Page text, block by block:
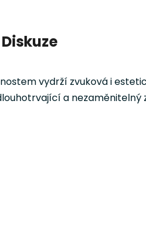
Diskuze
vydrží zvuková i
a nezaměnitelný